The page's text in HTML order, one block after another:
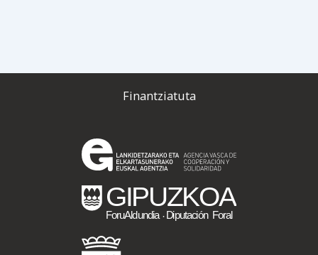
Finantziatuta